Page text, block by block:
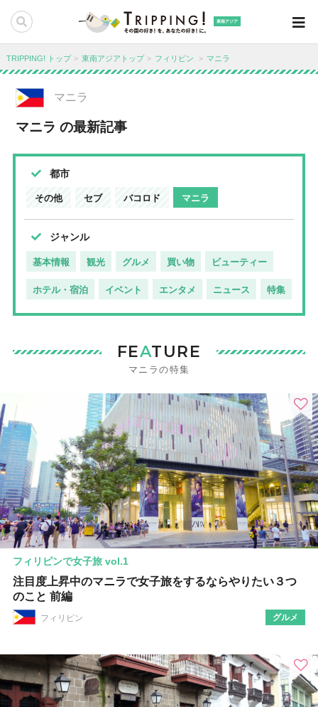
東南アジア
TRIPPING! トップ 東南アジアトップ フィリピン マニラ
マニラ
マニラ の最新記事
都市
その他 セブ バコロド マニラ
ジャンル
基本情報 観光 グルメ 買い物 ビューティー
ホテル・宿泊 イベント エンタメ ニュース 特集
FEATURE
マニラの特集
フィリピンで女子旅 vol.1
注目度上昇中のマニラで女子旅をするならやりたい３つ
のこと 前編
フィリピン グルメ